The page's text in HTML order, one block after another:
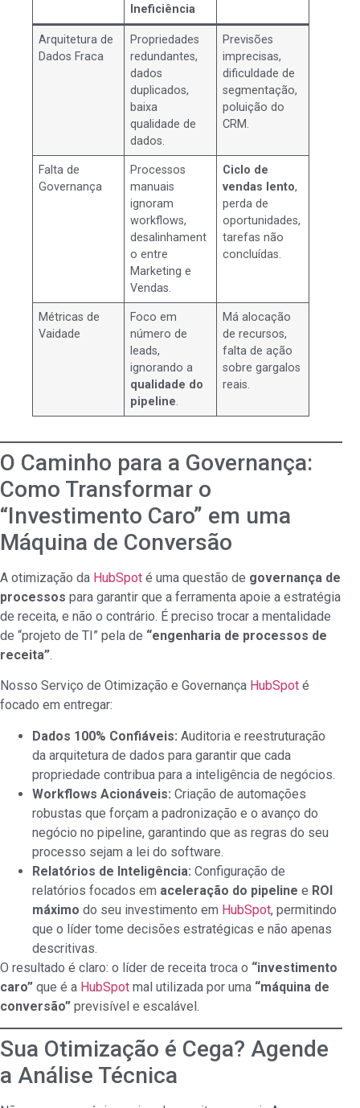
Ineficiência
Arquitetura de
Dados Fraca
Propriedades
redundantes,
dados
duplicados,
baixa
qualidade de
dados.
Previsões
imprecisas,
dificuldade de
segmentação,
poluição do
CRM.
Falta de
Governança
Processos
manuais
ignoram
workflows,
desalinhament
o entre
Marketing e
Vendas.
Ciclo de
vendas lento,
perda de
oportunidades,
tarefas não
concluídas.
Métricas de
Vaidade
Foco em
número de
leads,
ignorando a
qualidade do
pipeline.
Má alocação
de recursos,
falta de ação
sobre gargalos
reais.
O Caminho para a Governança:
Como Transformar o
“Investimento Caro” em uma
Máquina de Conversão
A otimização da HubSpot é uma questão de governança de
processos para garantir que a ferramenta apoie a estratégia
de receita, e não o contrário. É preciso trocar a mentalidade
de “projeto de TI” pela de “engenharia de processos de
receita”.
Nosso Serviço de Otimização e Governança HubSpot é
focado em entregar:
Dados 100% Confiáveis: Auditoria e reestruturação
da arquitetura de dados para garantir que cada
propriedade contribua para a inteligência de negócios.
Workflows Acionáveis: Criação de automações
robustas que forçam a padronização e o avanço do
negócio no pipeline, garantindo que as regras do seu
processo sejam a lei do software.
Relatórios de Inteligência: Configuração de
relatórios focados em aceleração do pipeline e ROI
máximo do seu investimento em HubSpot, permitindo
que o líder tome decisões estratégicas e não apenas
descritivas.
O resultado é claro: o líder de receita troca o “investimento
caro” que é a HubSpot mal utilizada por uma “máquina de
conversão” previsível e escalável.
Sua Otimização é Cega? Agende
a Análise Técnica